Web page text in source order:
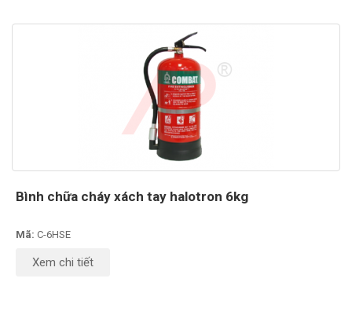
Bình chữa cháy xách tay halotron 6kg
Mã: C-6HSE
Xem chi tiết